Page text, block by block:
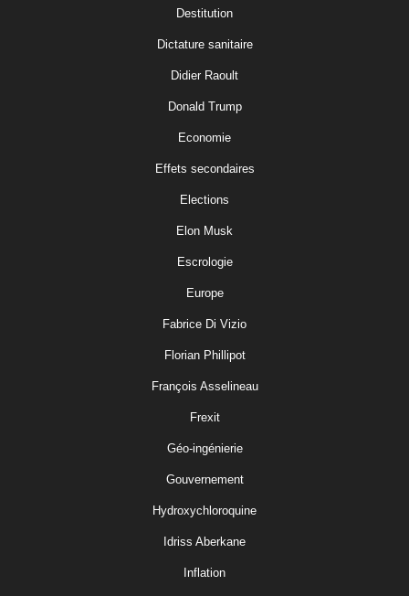
Destitution
Dictature sanitaire
Didier Raoult
Donald Trump
Economie
Effets secondaires
Elections
Elon Musk
Escrologie
Europe
Fabrice Di Vizio
Florian Phillipot
François Asselineau
Frexit
Géo-ingénierie
Gouvernement
Hydroxychloroquine
Idriss Aberkane
Inflation